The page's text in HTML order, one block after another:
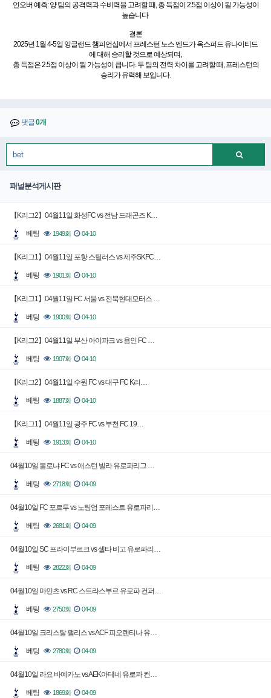
언오버 예측: 양 팀의 공격력과 수비력을 고려할 때, 총 득점이 2.5점 이상이 될 가능성이
높습니다
결론
2025년 1월 4-5일 잉글랜드 챔피언십에서 프레스턴 노스 엔드가 옥스퍼드 유나이티드
에 대해 승리할 것으로 예상되며,
총 득점은 2.5점 이상이 될 가능성이 큽니다. 두 팀의 전력 차이를 고려할 때, 프레스턴의
승리가 유력해 보입니다.
댓글0개
패널분석게시판
【K리그2】04월11일 화성FC vs 전남 드래곤즈 K…
베팅 1949회 04-10
【K리그1】04월11일 포항 스틸러스 vs 제주SKFC…
베팅 1901회 04-10
【K리그1】04월11일 FC 서울 vs 전북현대모터스 …
베팅 1900회 04-10
【K리그2】04월11일 부산 아이파크 vs 용인 FC …
베팅 1907회 04-10
【K리그2】04월11일 수원 FC vs 대구 FC K리…
베팅 1887회 04-10
【K리그1】04월11일 광주 FC vs 부천 FC 19…
베팅 1913회 04-10
04월10일 볼로냐 FC vs 애스턴 빌라 유로파리그 …
베팅 2718회 04-09
04월10일 FC 포르투 vs 노팅엄 포레스트 유로파리…
베팅 2681회 04-09
04월10일 SC 프라이부르크 vs 셀타 비고 유로파리…
베팅 2822회 04-09
04월10일 마인츠 vs RC 스트라스부르 유로파 컨퍼…
베팅 2750회 04-09
04월10일 크리스탈 팰리스 vs ACF 피오렌티나 유…
베팅 2780회 04-09
04월10일 라요 바예카노 vs AEK아테네 유로파 컨…
베팅 1869회 04-09